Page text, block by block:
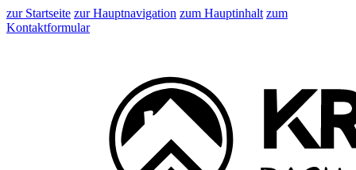
zur Startseite zur Hauptnavigation zum Hauptinhalt zum
Kontaktformular